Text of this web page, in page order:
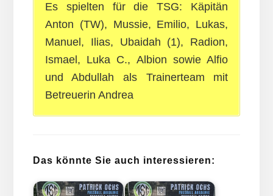
Es spielten für die TSG: Käpitän
Anton (TW), Mussie, Emilio, Lukas,
Manuel, Ilias, Ubaidah (1), Radion,
Ismael, Luka C., Albion sowie Alfio
und Abdullah als Trainerteam mit
Betreuerin Andrea
Das könnte Sie auch interessieren: